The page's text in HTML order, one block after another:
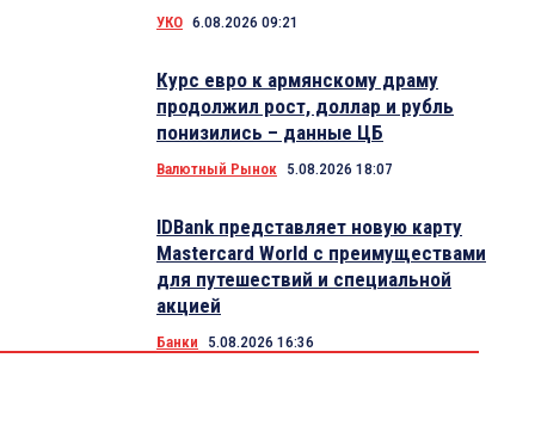
УКО 6.08.2026 09:21
Курс евро к армянскому драму
продолжил рост, доллар и рубль
понизились – данные ЦБ
Валютный Рынок 5.08.2026 18:07
IDBank представляет новую карту
Mastercard World с преимуществами
для путешествий и специальной
акцией
Банки 5.08.2026 16:36